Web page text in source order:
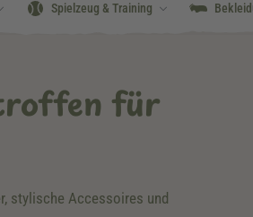
Spielzeug & Training
für
stylische Accessoires und